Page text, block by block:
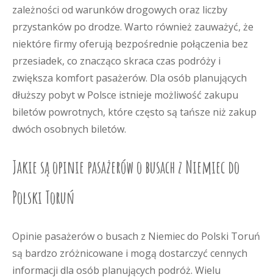
zależności od warunków drogowych oraz liczby
przystanków po drodze. Warto również zauważyć, że
niektóre firmy oferują bezpośrednie połączenia bez
przesiadek, co znacząco skraca czas podróży i
zwiększa komfort pasażerów. Dla osób planujących
dłuższy pobyt w Polsce istnieje możliwość zakupu
biletów powrotnych, które często są tańsze niż zakup
dwóch osobnych biletów.
Jakie są opinie pasażerów o busach z Niemiec do
Polski Toruń
Opinie pasażerów o busach z Niemiec do Polski Toruń
są bardzo zróżnicowane i mogą dostarczyć cennych
informacji dla osób planujących podróż. Wielu